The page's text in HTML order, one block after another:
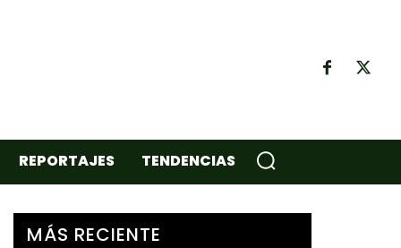
REPORTAJES TENDENCIAS
MÁS RECIENTE